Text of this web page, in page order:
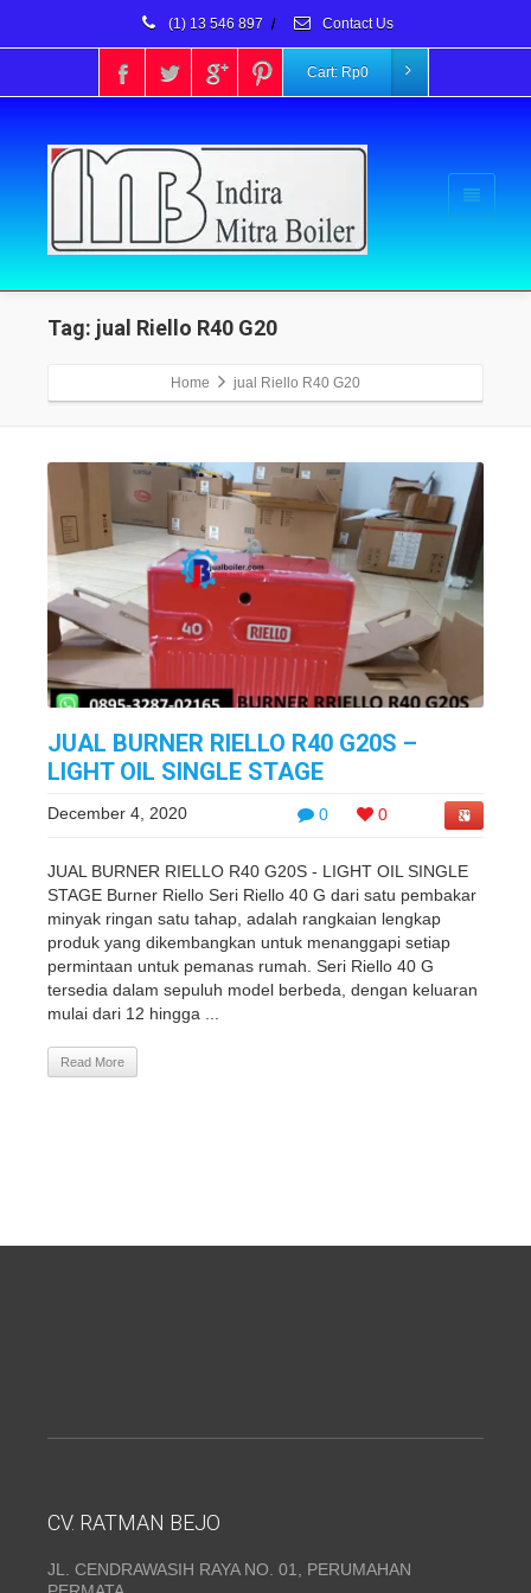
(1) 13 546 897 / Contact Us
Cart: Rp0
Tag: jual Riello R40 G20
Home jual Riello R40 G20
JUAL BURNER RIELLO R40 G20S –
LIGHT OIL SINGLE STAGE
0 0
December 4, 2020
JUAL BURNER RIELLO R40 G20S - LIGHT OIL SINGLE
STAGE Burner Riello Seri Riello 40 G dari satu pembakar
minyak ringan satu tahap, adalah rangkaian lengkap
produk yang dikembangkan untuk menanggapi setiap
permintaan untuk pemanas rumah. Seri Riello 40 G
tersedia dalam sepuluh model berbeda, dengan keluaran
mulai dari 12 hingga ...
Read More
CV. RATMAN BEJO
JL. CENDRAWASIH RAYA NO. 01, PERUMAHAN